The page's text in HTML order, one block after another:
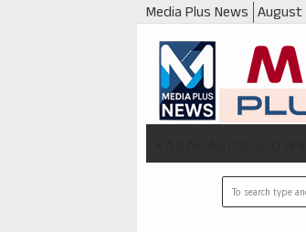
Media Plus News August